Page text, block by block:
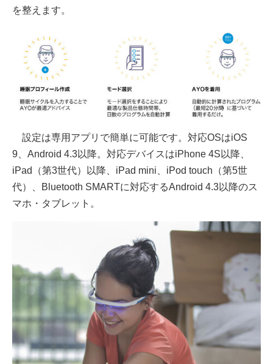
を整えます。
設定は専用アプリで簡単に可能です。対応OSはiOS
9、Android 4.3以降。対応デバイスはiPhone 4S以降、
iPad（第3世代）以降、iPad mini、iPod touch（第5世
代）、Bluetooth SMARTに対応するAndroid 4.3以降のス
マホ・タブレット。